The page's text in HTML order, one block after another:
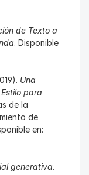
de Texto a
. Disponible
Una
para
de la
de
generativa.